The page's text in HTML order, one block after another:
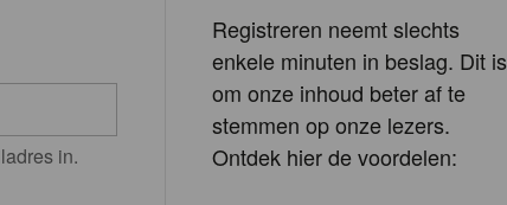
in.
Registreren neemt slechts
enkele minuten in beslag. Dit is
om onze inhoud beter af te
stemmen op onze lezers.
Ontdek hier de voordelen: